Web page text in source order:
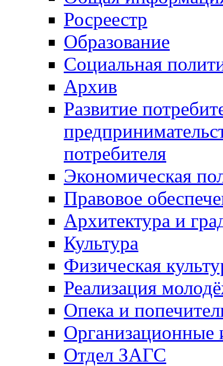
Росреестр
Образование
Социальная
Архив
Развитие
потребителя
Экономическая
Правовое
Архитектура и
Культура
Физическая
Реализация
Опека и
Отдел ЗАГС